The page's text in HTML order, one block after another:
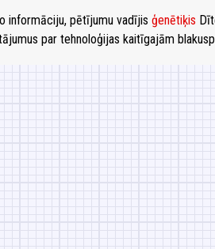
informāciju, pētījumu vadījis ģenētiķis
par tehnoloģijas kaitīgajām